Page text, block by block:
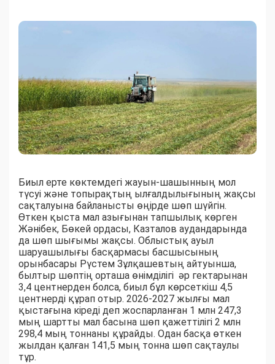
Биыл ерте көктемдегі жауын-шашынның мол
түсуі және топырақтың ылғалдылығының жақсы
сақталуына байланысты өңірде шөп шүйгін.
Өткен қыста мал азығынан тапшылық көрген
Жәнібек, Бөкей ордасы, Казталов аудандарында
да шөп шығымы жақсы. Облыстық ауыл
шаруашылығы басқармасы басшысының
орынбасары Рүстем Зұлқашевтың айтуынша,
былтыр шөптің орташа өнімділігі әр гектарынан
3,4 центнерден болса, биыл бұл көрсеткіш 4,5
центнерді құрап отыр. 2026-2027 жылғы мал
қыстағына кіреді деп жоспарланған 1 млн 247,3
мың шартты мал басына шөп қажеттілігі 2 млн
298,4 мың тоннаны құрайды. Одан басқа өткен
жылдан қалған 141,5 мың тонна шөп сақтаулы
тұр.